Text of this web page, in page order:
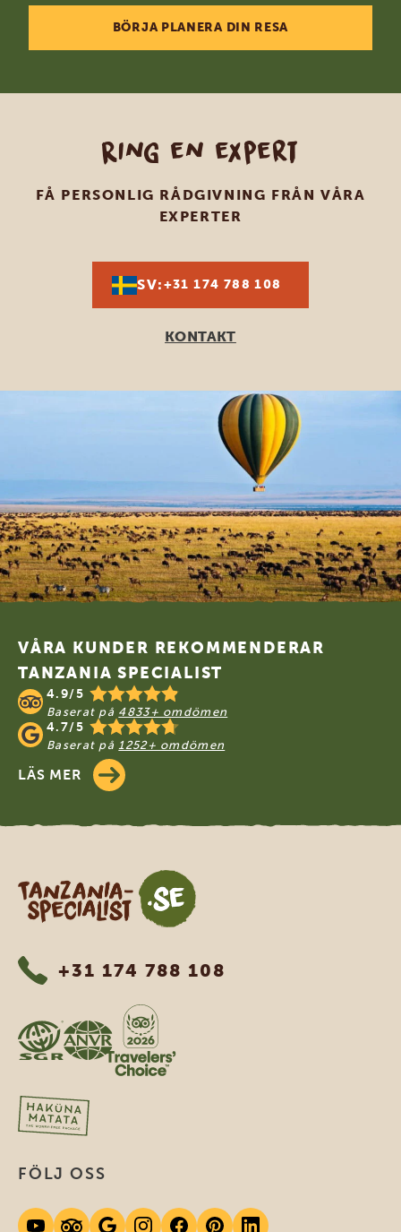
BÖRJA PLANERA DIN RESA
Ring en expert
FÅ PERSONLIG RÅDGIVNING FRÅN VÅRA
EXPERTER
SV:+31 174 788 108
KONTAKT
Footer
VÅRA KUNDER REKOMMENDERAR
TANZANIA SPECIALIST
4.9/5
Baserat på 4833+ omdömen
4.7/5
Baserat på 1252+ omdömen
LÄS MER
Tanzania Specialist
+31 174 788 108
FÖLJ OSS